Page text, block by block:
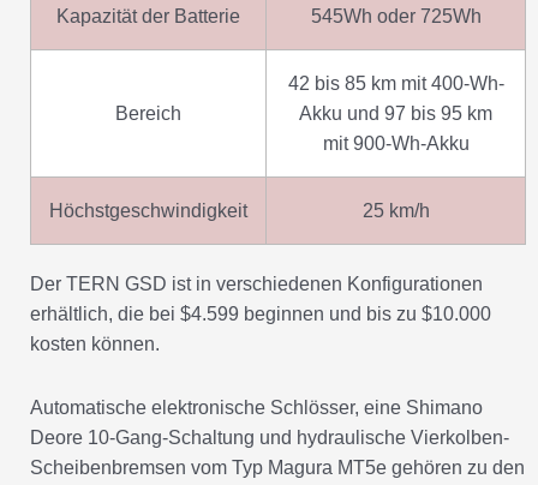
Kapazität der Batterie 545Wh oder 725Wh
Bereich
42 bis 85 km mit 400-Wh-
Akku und 97 bis 95 km
mit 900-Wh-Akku
Höchstgeschwindigkeit 25 km/h
Der TERN GSD ist in verschiedenen Konfigurationen
erhältlich, die bei $4.599 beginnen und bis zu $10.000
kosten können.
Automatische elektronische Schlösser, eine Shimano
Deore 10-Gang-Schaltung und hydraulische Vierkolben-
Scheibenbremsen vom Typ Magura MT5e gehören zu den